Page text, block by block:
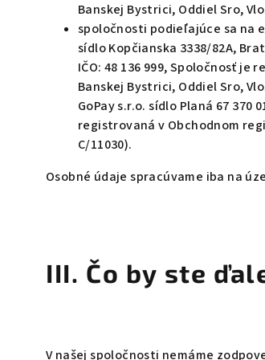
Banskej Bystrici, Oddiel Sro,
spoločnosti podieľajúce sa na
sídlo Kopčianska 3338/82A,
IČO: 48 136 999,Spoločnosť je
Banskej Bystrici, Oddiel Sro,
GoPay s.r.o. sídlo Planá 67 370
registrovaná v Obchodnom
C/11030).
Osobné údaje spracúvame iba na
III. Čo by ste
V našej spoločnosti nemáme